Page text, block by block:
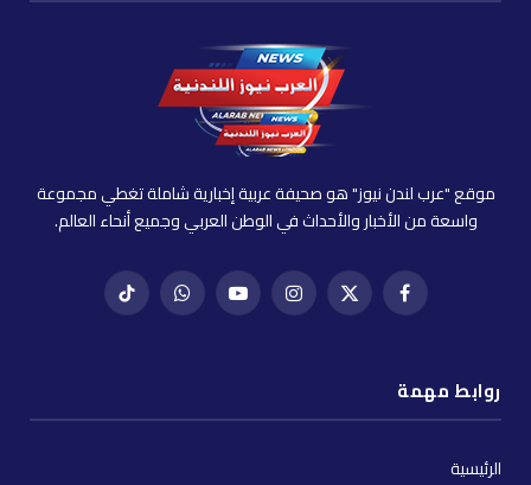
موقع "عرب لندن نيوز" هو صحيفة عربية إخبارية شاملة تغطي مجموعة
واسعة من الأخبار والأحداث في الوطن العربي وجميع أنحاء العالم.
فيسبوكX
إنستغراميوتيوب واتساب تيك
روابط مهمة
الرئيسية